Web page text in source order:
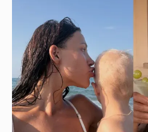
Экскурсия на
владельца "Эксмо"
отдыхает с детьми в